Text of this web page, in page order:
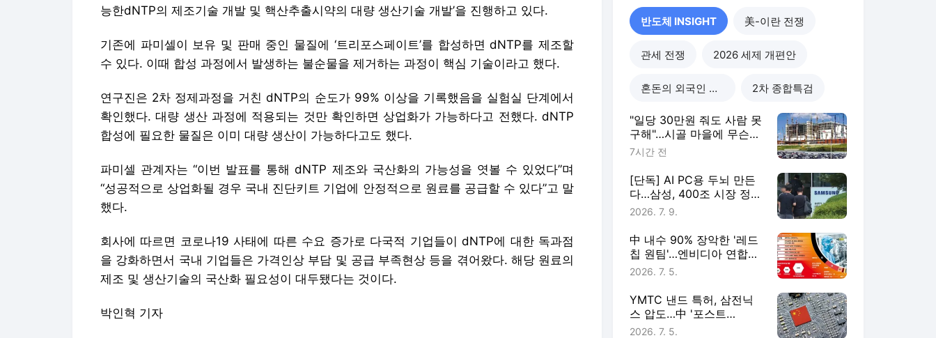
능한dNTP의 제조기술 개발 및 핵산추출시약의 대량 생산기술 개발’을 진행하고 있다.
기존에 파미셀이 보유 및 판매 중인 물질에 ‘트리포스페이트’를 합성하면 dNTP를 제조할
수 있다. 이때 합성 과정에서 발생하는 불순물을 제거하는 과정이 핵심 기술이라고 했다.
연구진은 2차 정제과정을 거친 dNTP의 순도가 99% 이상을 기록했음을 실험실 단계에서
확인했다. 대량 생산 과정에 적용되는 것만 확인하면 상업화가 가능하다고 전했다. dNTP
합성에 필요한 물질은 이미 대량 생산이 가능하다고도 했다.
파미셀 관계자는 “이번 발표를 통해 dNTP 제조와 국산화의 가능성을 엿볼 수 있었다”며
“성공적으로 상업화될 경우 국내 진단키트 기업에 안정적으로 원료를 공급할 수 있다”고 말
했다.
회사에 따르면 코로나19 사태에 따른 수요 증가로 다국적 기업들이 dNTP에 대한 독과점
을 강화하면서 국내 기업들은 가격인상 부담 및 공급 부족현상 등을 겪어왔다. 해당 원료의
제조 및 생산기술의 국산화 필요성이 대두됐다는 것이다.
박인혁 기자
반도체 INSIGHT 美-이란 전쟁
관세 전쟁 2026 세제 개편안
혼돈의 외국인 고용시장 2차 종합특검
"일당 30만원 줘도 사람 못
구해"…시골 마을에 무슨
일이
7시간 전
[단독] AI PC용 두뇌 만든
다…삼성, 400조 시장 정조
준
2026. 7. 9.
中 내수 90% 장악한 '레드
칩 원팀'…엔비디아 연합군
흔든다
2026. 7. 5.
YMTC 낸드 특허, 삼전닉
스 압도…中 '포스트
HBM'도 넘본다
2026. 7. 5.